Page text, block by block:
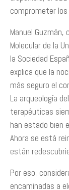
comprometer
Manuel
Molecular de la
la Sociedad
explica que la
más seguro el
La arqueología
terapéuticas
han estado bien
Ahora se está
están
Por eso,
encaminadas a